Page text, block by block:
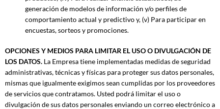
generación de modelos de información y/o perfiles de
comportamiento actual y predictivo y, (v) Para participar en
encuestas, sorteos y promociones.
OPCIONES Y MEDIOS PARA LIMITAR EL USO O DIVULGACIÓN DE
LOS DATOS. La Empresa tiene implementadas medidas de seguridad
administrativas, técnicas y físicas para proteger sus datos personales,
mismas que igualmente exigimos sean cumplidas por los proveedores
de servicios que contratamos. Usted podrá limitar el uso o
divulgación de sus datos personales enviando un correo electrónico a